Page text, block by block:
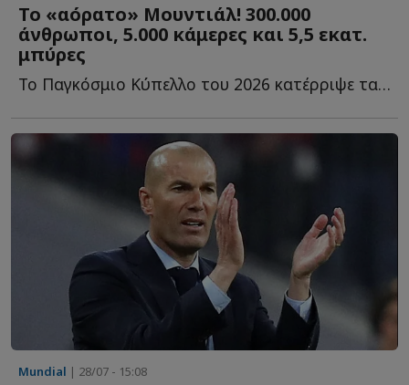
Το «αόρατο» Μουντιάλ! 300.000
άνθρωποι, 5.000 κάμερες και 5,5 εκατ.
μπύρες
Το Παγκόσμιο Κύπελλο του 2026 κατέρριψε τα όρια του ποδοσφαίρου κ...
Mundial | 28/07 - 15:08